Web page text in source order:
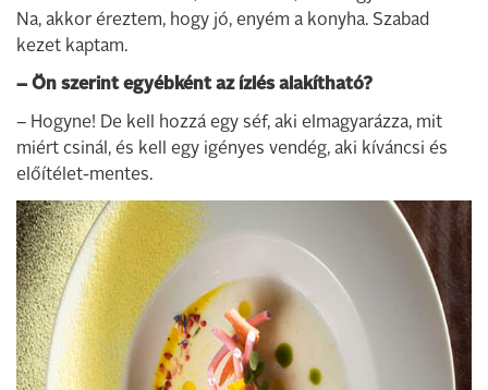
Na, akkor éreztem, hogy jó, enyém a konyha. Szabad
kezet kaptam.
– Ön szerint egyébként az ízlés alakítható?
– Hogyne! De kell hozzá egy séf, aki elmagyarázza, mit
miért csinál, és kell egy igényes vendég, aki kíváncsi és
előítélet-mentes.